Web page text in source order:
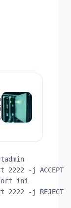
-j ACCEPT
ini
-j REJECT